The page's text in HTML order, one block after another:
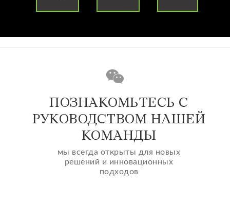
ПОЗНАКОМЬТЕСЬ С
РУКОВОДСТВОМ НАШЕЙ
КОМАНДЫ
мы всегда открыты для новых
решений и инновационных
подходов